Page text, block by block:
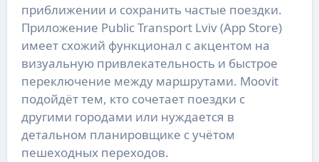
приближении и сохранить частые поездки.
Приложение Public Transport Lviv (App Store)
имеет схожий функционал с акцентом на
визуальную привлекательность и быстрое
переключение между маршрутами. Moovit
подойдёт тем, кто сочетает поездки с
другими городами или нуждается в
детальном планировщике с учётом
пешеходных переходов.